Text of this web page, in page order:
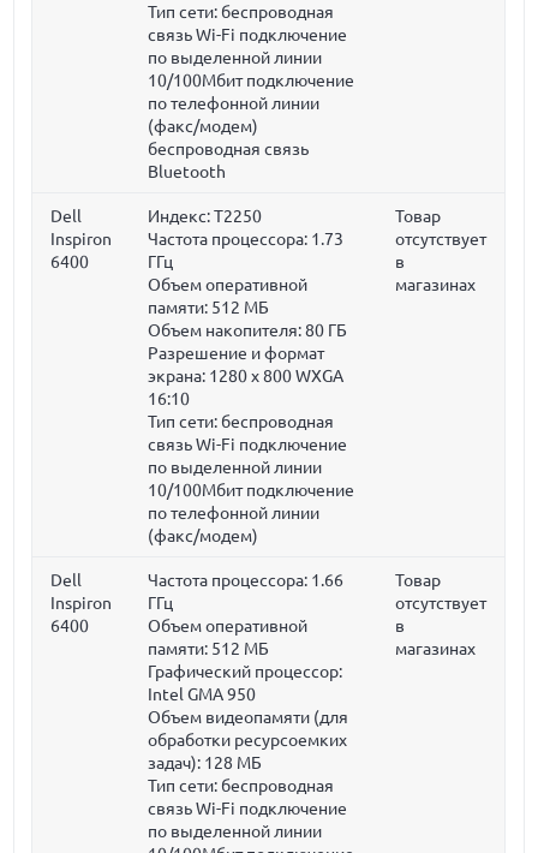
Тип сети: беспроводная
связь Wi-Fi подключение
по выделенной линии
10/100Мбит подключение
по телефонной линии
(факс/модем)
беспроводная связь
Bluetooth
Dell
Inspiron
6400
Индекс: T2250
Частота процессора: 1.73
ГГц
Объем оперативной
памяти: 512 МБ
Объем накопителя:80 ГБ
Разрешение и формат
экрана: 1280 x 800 WXGA
16:10
Тип сети: беспроводная
связь Wi-Fi подключение
по выделенной линии
10/100Мбит подключение
по телефонной линии
(факс/модем)
Товар
отсутствует
в
магазинах
Dell
Inspiron
6400
Частота процессора: 1.66
ГГц
Объем оперативной
памяти: 512 МБ
Графический процессор:
Intel GMA 950
Объем видеопамяти (для
обработки ресурсоемких
задач): 128 МБ
Тип сети: беспроводная
связь Wi-Fi подключение
по выделенной линии
Товар
отсутствует
в
магазинах